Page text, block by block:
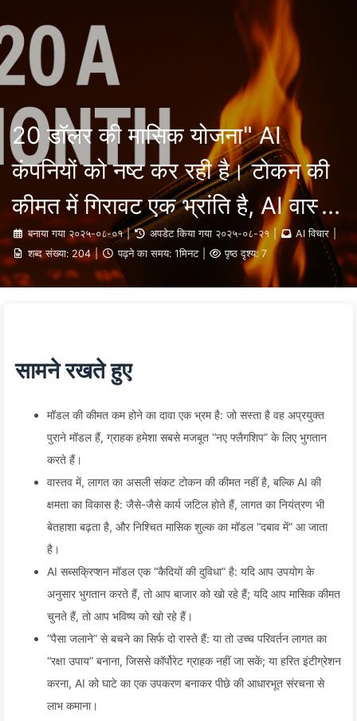
एआई परिवर्तन का मार्ग
जानकारी 🇮🇳 हिन्दी
20 डॉलर की मासिक योजना" AI
कंपनियों को नष्ट कर रही है। टोकन की
कीमत में गिरावट एक भ्रांति है, AI वास्तव
में आपकी लालच के कारण महंगा है——
धीरे-धीरे AI सीखें164
बनाया गया २०२५-०८-०१ | अपडेट किया गया २०२५-०८-२१ AI विचार
शब्द संख्या: 204 | पढ़ने का समय: 1मिनट पृष्ठ दृश्य: 7
सामने रखते हुए
मॉडल की कीमत कम होने का दावा एक भ्रम है: जो सस्ता है वह अप्रयुक्त
पुराने मॉडल हैं, ग्राहक हमेशा सबसे मजबूत “नए फ्लैगशिप” के लिए भुगतान
करते हैं।
वास्तव में, लागत का असली संकट टोकन की कीमत नहीं है, बल्कि AI की
क्षमता का विकास है: जैसे-जैसे कार्य जटिल होते हैं, लागत का नियंत्रण भी
बेतहाशा बढ़ता है, और निश्चित मासिक शुल्क का मॉडल “दबाव में” आ जाता
है।
AI सब्सक्रिप्शन मॉडल एक “कैदियों की दुविधा” है: यदि आप उपयोग के
अनुसार भुगतान करते हैं, तो आप बाजार को खो रहे हैं; यदि आप मासिक कीमत
चुनते हैं, तो आप भविष्य को खो रहे हैं।
“पैसा जलाने” से बचने का सिर्फ दो रास्ते हैं: या तो उच्च परिवर्तन लागत का
“रक्षा उपाय” बनाना, जिससे कॉर्पोरेट ग्राहक नहीं जा सकें; या हरित इंटीग्रेशन
करना, AI को घाटे का एक उपकरण बनाकर पीछे की आधारभूत संरचना से
लाभ कमाना।